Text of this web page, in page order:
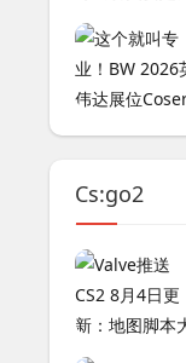
Cs:go2